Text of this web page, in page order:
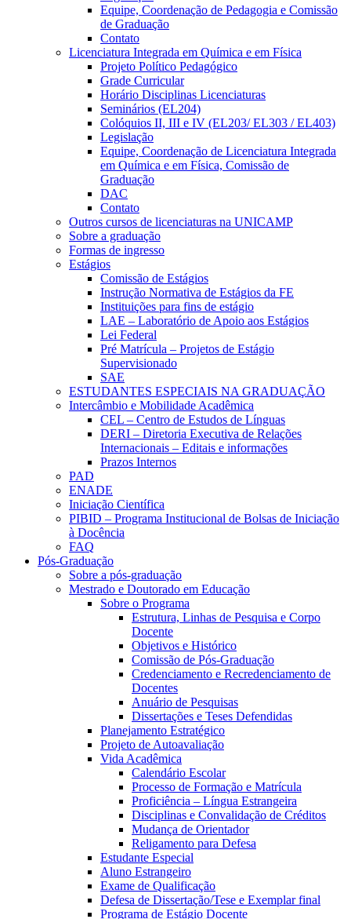
Equipe, Coordenação de Pedagogia e Comissão
de Graduação
Contato
Licenciatura Integrada em Química e em Física
Projeto Político Pedagógico
Grade Curricular
Horário Disciplinas Licenciaturas
Seminários (EL204)
Colóquios II, III e IV (EL203/ EL303 / EL403)
Legislação
Equipe, Coordenação de Licenciatura Integrada
em Química e em Física, Comissão de
Graduação
DAC
Contato
Outros cursos de licenciaturas na UNICAMP
Sobre a graduação
Formas de ingresso
Estágios
Comissão de Estágios
Instrução Normativa de Estágios da FE
Instituições para fins de estágio
LAE – Laboratório de Apoio aos Estágios
Lei Federal
Pré Matrícula – Projetos de Estágio
Supervisionado
SAE
ESTUDANTES ESPECIAIS NA GRADUAÇÃO
Intercâmbio e Mobilidade Acadêmica
CEL – Centro de Estudos de Línguas
DERI – Diretoria Executiva de Relações
Internacionais – Editais e informações
Prazos Internos
PAD
ENADE
Iniciação Científica
PIBID – Programa Institucional de Bolsas de Iniciação
à Docência
FAQ
Pós-Graduação
Sobre a pós-graduação
Mestrado e Doutorado em Educação
Sobre o Programa
Estrutura, Linhas de Pesquisa e Corpo
Docente
Objetivos e Histórico
Comissão de Pós-Graduação
Credenciamento e Recredenciamento de
Docentes
Anuário de Pesquisas
Dissertações e Teses Defendidas
Planejamento Estratégico
Projeto de Autoavaliação
Vida Acadêmica
Calendário Escolar
Processo de Formação e Matrícula
Proficiência – Língua Estrangeira
Disciplinas e Convalidação de Créditos
Mudança de Orientador
Religamento para Defesa
Estudante Especial
Aluno Estrangeiro
Exame de Qualificação
Defesa de Dissertação/Tese e Exemplar final
Programa de Estágio Docente